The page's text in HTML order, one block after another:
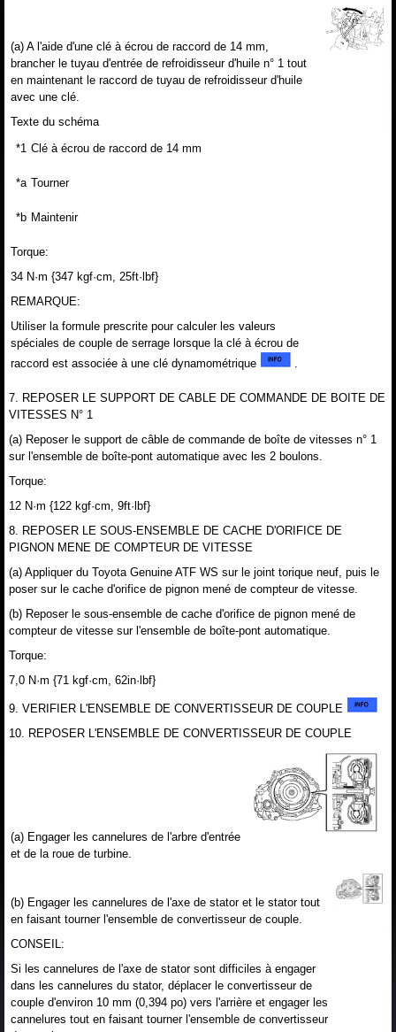
(a) A l'aide d'une clé à écrou de raccord de 14 mm,
brancher le tuyau d'entrée de refroidisseur d'huile n° 1 tout
en maintenant le raccord de tuyau de refroidisseur d'huile
avec une clé.
Texte du schéma
*1 Clé à écrou de raccord de 14 mm
*a Tourner
*b Maintenir
Torque:
34 N·m {347 kgf·cm, 25ft·lbf}
REMARQUE:
Utiliser la formule prescrite pour calculer les valeurs
spéciales de couple de serrage lorsque la clé à écrou de
raccord est associée à une clé dynamométrique
7. REPOSER LE SUPPORT DE CABLE DE COMMANDE DE BOITE DE
VITESSES N° 1
(a) Reposer le support de câble de commande de boîte de vitesses n° 1
sur l'ensemble de boîte-pont automatique avec les 2 boulons.
Torque:
12 N·m {122 kgf·cm, 9ft·lbf}
8. REPOSER LE SOUS-ENSEMBLE DE CACHE D'ORIFICE DE
PIGNON MENE DE COMPTEUR DE VITESSE
(a) Appliquer du Toyota Genuine ATF WS sur le joint torique neuf, puis le
poser sur le cache d'orifice de pignon mené de compteur de vitesse.
(b) Reposer le sous-ensemble de cache d'orifice de pignon mené de
compteur de vitesse sur l'ensemble de boîte-pont automatique.
Torque:
7,0 N·m {71 kgf·cm, 62in·lbf}
9. VERIFIER L'ENSEMBLE DE CONVERTISSEUR DE COUPLE
10. REPOSER L'ENSEMBLE DE CONVERTISSEUR DE COUPLE
(a) Engager les cannelures de l'arbre d'entrée
et de la roue de turbine.
(b) Engager les cannelures de l'axe de stator et le stator tout
en faisant tourner l'ensemble de convertisseur de couple.
CONSEIL:
Si les cannelures de l'axe de stator sont difficiles à engager
dans les cannelures du stator, déplacer le convertisseur de
couple d'environ 10 mm (0,394 po) vers l'arrière et engager les
cannelures tout en faisant tourner l'ensemble de convertisseur